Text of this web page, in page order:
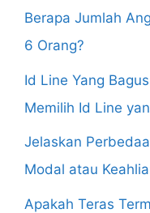
Berapa Jumlah
6 Orang?
Id Line Yang
Memilih Id Line
Jelaskan
Modal atau
Apakah Teras